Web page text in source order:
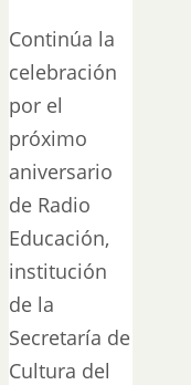
Continúa la
celebración
por el
próximo
aniversario
de Radio
Educación,
institución
de la
Secretaría de
Cultura del